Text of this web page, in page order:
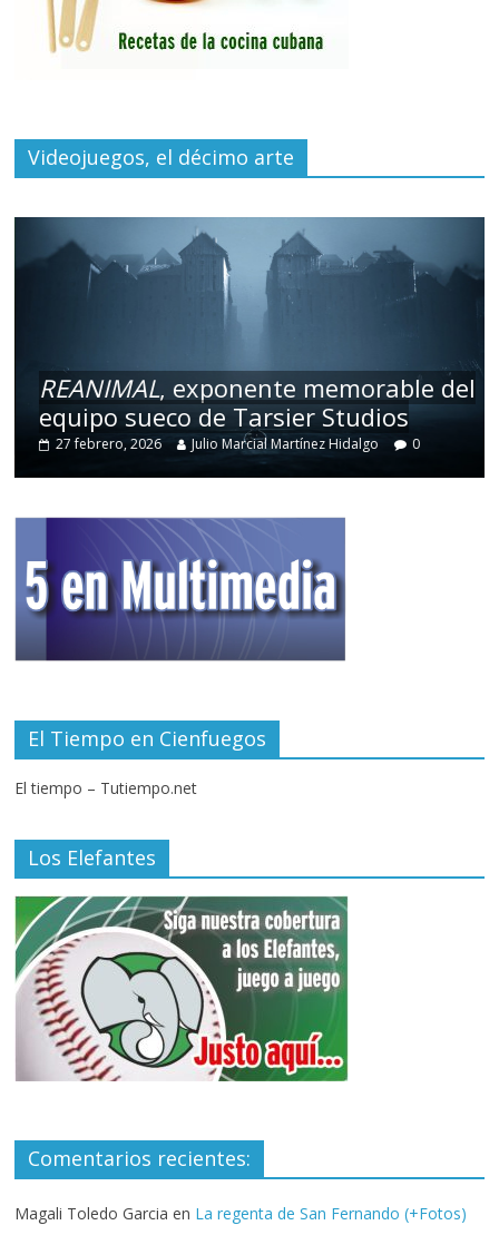
Videojuegos, el décimo arte
REANIMAL, exponente memorable del
equipo sueco de Tarsier Studios
27 febrero, 2026 Julio Marcial Martínez Hidalgo 0
El Tiempo en Cienfuegos
El tiempo – Tutiempo.net
Los Elefantes
Comentarios recientes:
Magali Toledo Garcia en La regenta de San Fernando (+Fotos)